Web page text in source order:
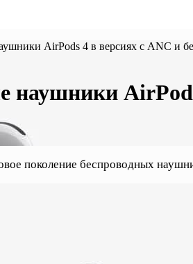
AirPods 4 в версиях с ANC и
наушники
поколение беспроводных